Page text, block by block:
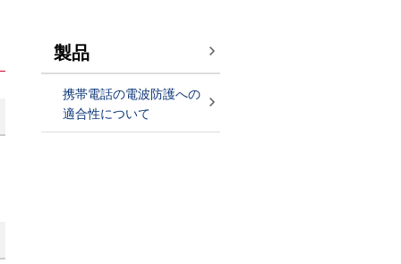
製品
携帯電話の電波防護への
適合性について